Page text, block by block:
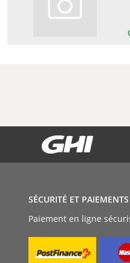
Paiement en ligne
SÉCURITÉ ET PAIEMENTS